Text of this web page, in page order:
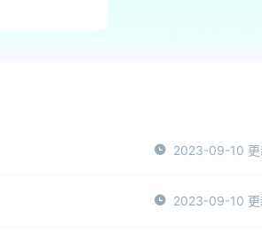
2023-09-10 更
2023-09-10 更